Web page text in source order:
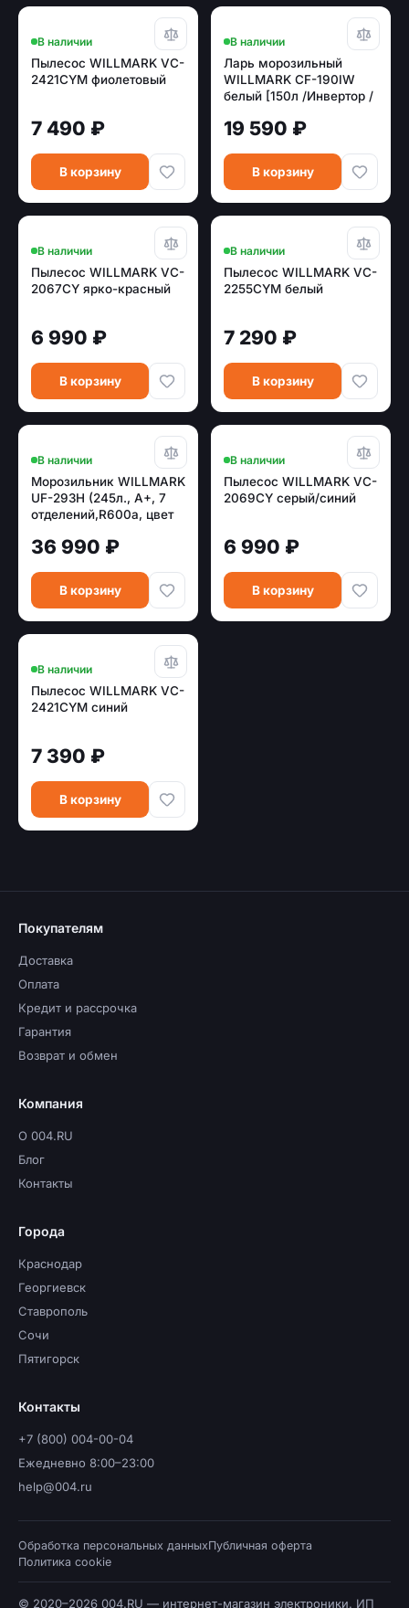
В наличии
Пылесос WILLMARK VC-
2421CYM фиолетовый
7 490 ₽
В корзину
В наличии
Ларь морозильный
WILLMARK CF-190IW
белый [150л /Инвертор /
корз /гар10 лет]
19 590 ₽
В корзину
В наличии
Пылесос WILLMARK VC-
2067CY ярко-красный
6 990 ₽
В корзину
В наличии
Пылесос WILLMARK VC-
2255CYM белый
7 290 ₽
В корзину
В наличии
Морозильник WILLMARK
UF-293H (245л., A+, 7
отделений,R600a, цвет
36 990 ₽
В корзину
В наличии
Пылесос WILLMARK VC-
2069CY серый/синий
6 990 ₽
В корзину
В наличии
Пылесос WILLMARK VC-
2421CYM синий
7 390 ₽
В корзину
Покупателям
Доставка
Оплата
Кредит и рассрочка
Гарантия
Возврат и обмен
Компания
О 004.RU
Блог
Контакты
Города
Краснодар
Георгиевск
Ставрополь
Сочи
Пятигорск
Контакты
+7 (800) 004-00-04
Ежедневно 8:00–23:00
help@004.ru
Обработка персональных данныхПубличная оферта
Политика cookie
© 2020–2026 004.RU — интернет-магазин электроники. ИП